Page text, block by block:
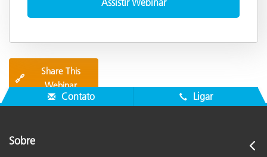
🔗
Share This
Webinar
Contato Ligar
Sobre